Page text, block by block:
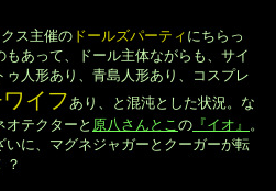
ス主催の ドールズパーティ にちらっ
あって、ドール主体ながらも、サイ
人形あり、青島人形あり、コスプレ
イフあり、と混沌とした状況。な
テクターと 原八さんとこの 『イオ』 。
に、マグネジャガーとクーガーが転
？